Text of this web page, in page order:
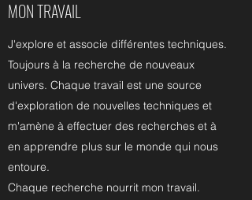
MON TRAVAIL
J'explore et associe différentes techniques.
Toujours à la recherche de nouveaux
univers. Chaque travail est une source
d'exploration de nouvelles techniques et
m'amène à effectuer des recherches et à
en apprendre plus sur le monde qui nous
entoure.
Chaque recherche nourrit mon travail.